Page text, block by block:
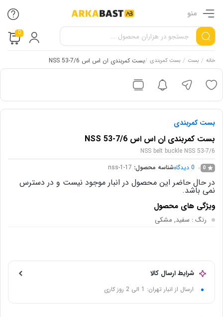
منو
0
خانه / بست / بست کمربندی /بست کمربندی ان اس اس NSS 53-7/6
بست کمربندی
بست کمربندی ان اس اس NSS 53-7/6
NSS belt buckle NSS 53-7/6
0
0 دیدگاهشناسه محصول: nss-1-17
در حال حاضر این محصول در انبار موجود نیست و در دسترس
نمی باشد.
ویژگی های محصول
رنگ: سفید, مشکی
شرایط ارسال کالا
ارسال از انبار تهران: 1 الی 2 روز کاری